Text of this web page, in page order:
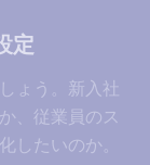
定
ょう。新入社
、従業員のス
したいのか。